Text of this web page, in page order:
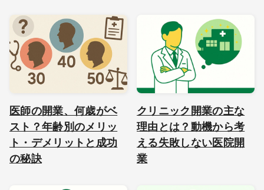
医師の開業、何歳がベ
スト？年齢別のメリッ
ト・デメリットと成功
の秘訣
クリニック開業の主な
理由とは？動機から考
える失敗しない医院開
業